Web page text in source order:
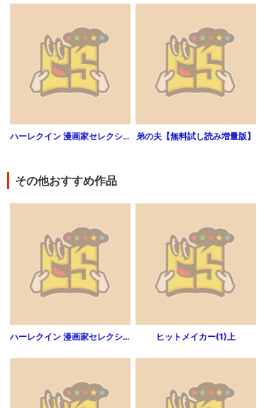
ハーレクイン 漫画家セレクション vol.75 弟の夫【無料試し読み増量版】
その他おすすめ作品
ハーレクイン 漫画家セレクション vol.250 ヒットメイカー(1)上